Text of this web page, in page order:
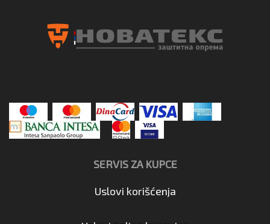
SERVIS ZA KUPCE
Uslovi korišćenja